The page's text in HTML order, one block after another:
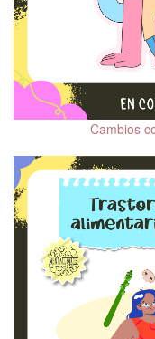
Cambios